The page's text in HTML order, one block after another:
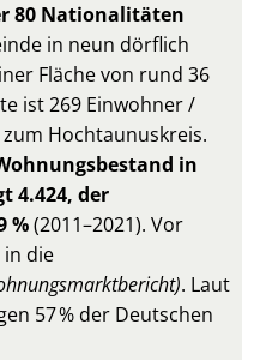
80 Nationalitäten
in neun dörflich
Fläche von rund 36
ist 269 Einwohner /
Hochtaunuskreis.
in
4.424, der
%(2011–2021). Vor
in die
. Laut
57 % der Deutschen